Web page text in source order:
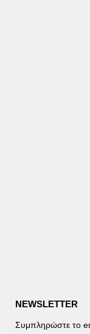
NEWSLETTER
Συμπληρώστε το